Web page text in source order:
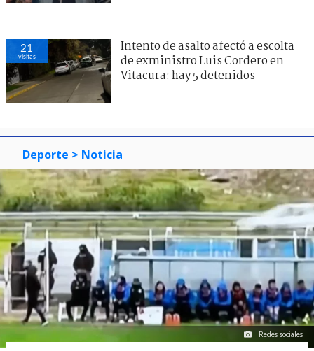
21
visitas
Intento de asalto afectó a escolta
de exministro Luis Cordero en
Vitacura: hay 5 detenidos
Deporte > Noticia
Redes sociales